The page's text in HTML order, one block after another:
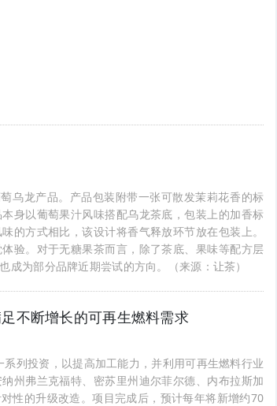
乌龙产品。产品包装附带一张可散发茉莉花香的标
身以葡萄果汁风味搭配乌龙茶底，包装上的加香标
的方式相比，该设计将香气释放环节放在包装上。
验。对于无糖果茶而言，除了茶底、果味等配方层
为部分品牌近期尝试的方向。（来源：让茶）
不断增长的可再生燃料需求
列投资，以提高加工能力，并利用可再生燃料行业
州弗兰克福特、密苏里州迪尔菲尔德、内布拉斯加
性的升级改造。项目完成后，预计每年将新增约70